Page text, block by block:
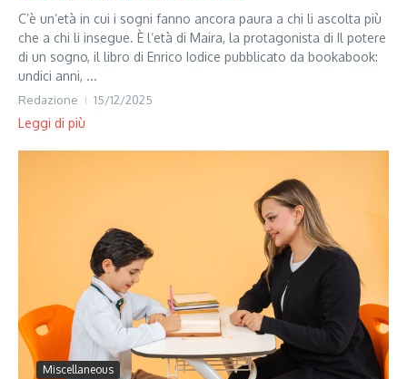
C’è un’età in cui i sogni fanno ancora paura a chi li ascolta più
che a chi li insegue. È l’età di Maira, la protagonista di Il potere
di un sogno, il libro di Enrico Iodice pubblicato da bookabook:
undici anni, ...
Redazione 15/12/2025
Leggi di più
Miscellaneous